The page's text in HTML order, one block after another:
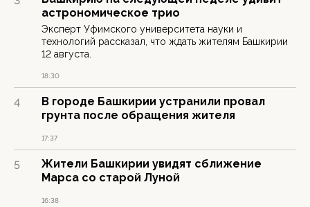
астрономическое трио
Эксперт Уфимского университета науки и
технологий рассказал, что ждать жителям Башкирии
12 августа.
18:30
4
В городе Башкирии устранили провал
грунта после обращения жителя
17:37
5
Жители Башкирии увидят сближение
Марса со старой Луной
16:38